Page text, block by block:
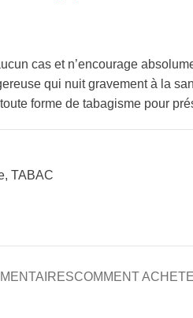
cas et n’encourage
qui nuit gravement à la
forme de tabagisme pour
, TABAC
COMMENT